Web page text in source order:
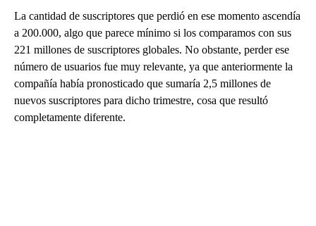
La cantidad de suscriptores que perdió en ese momento ascendía
a 200.000, algo que parece mínimo si los comparamos con sus
221 millones de suscriptores globales. No obstante, perder ese
número de usuarios fue muy relevante, ya que anteriormente la
compañía había pronosticado que sumaría 2,5 millones de
nuevos suscriptores para dicho trimestre, cosa que resultó
completamente diferente.